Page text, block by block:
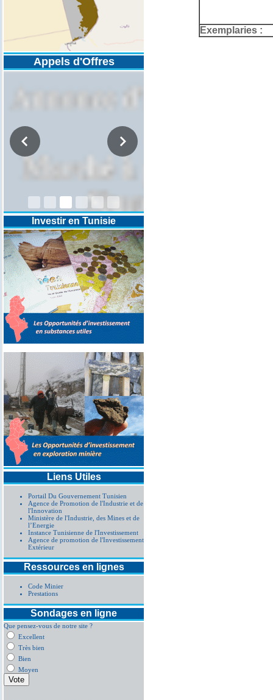
Appels d'Offres
DESIGNATION D’UN REVISEUR
EXERCICES 2025-2026-2027
Investir en Tunisie
Liens Utiles
Portail Du Gouvernement Tunisien
Agence de Promotion de l'Industrie et de
l'Innovation
Ministère de l'Industrie, des Mines et de
l’Energie
Instance Tunisienne de l'Investissement
Agence de promotion de l'Investissement
Extérieur
Ressources en lignes
Code Minier
Prestations
Sondages en ligne
Que pensez-vous de notre site ?
Excellent
Très bien
Bien
Moyen
Exemplaries :